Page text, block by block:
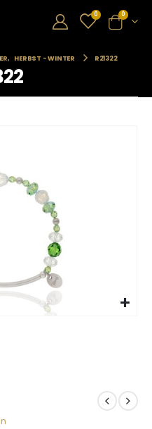
0 0
, HERBST - WINTER R21322